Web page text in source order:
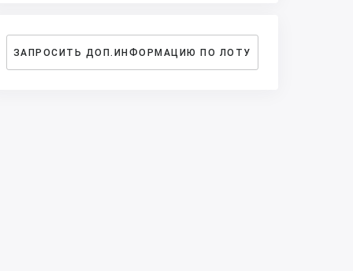
ЗАПРОСИТЬ ДОП.ИНФОРМАЦИЮ ПО ЛОТУ